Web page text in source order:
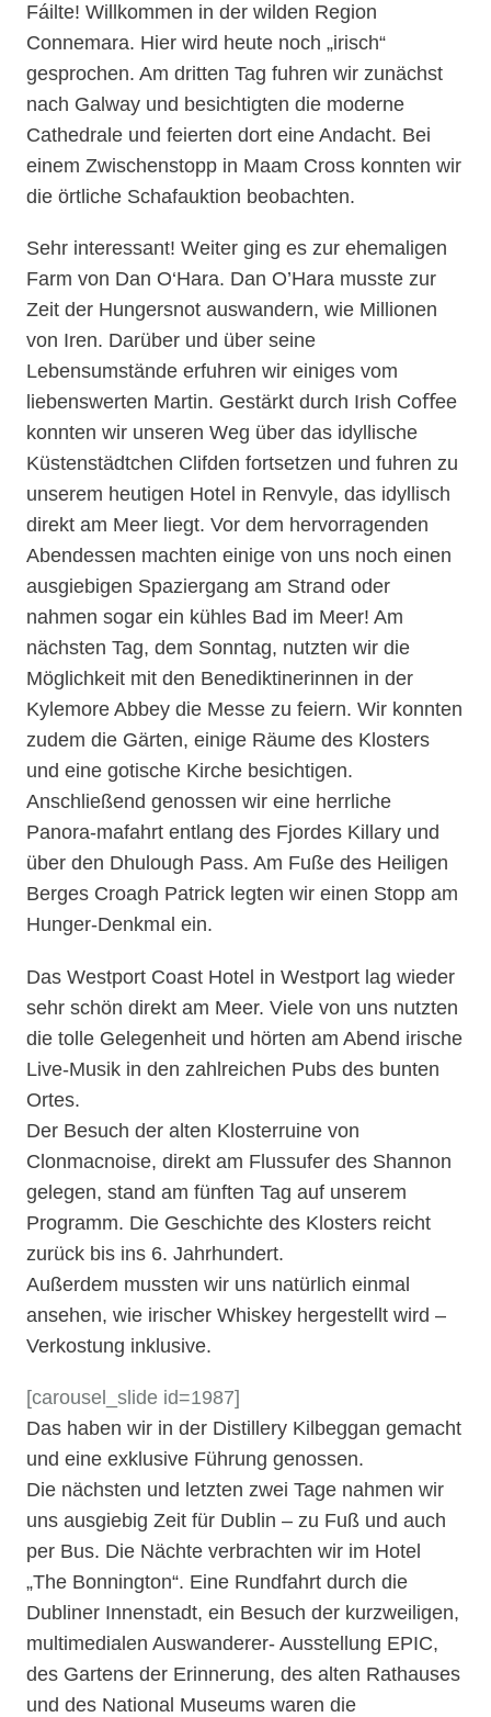
Fáilte! Willkommen in der wilden Region
Connemara. Hier wird heute noch „irisch“
gesprochen. Am dritten Tag fuhren wir zunächst
nach Galway und besichtigten die moderne
Cathedrale und feierten dort eine Andacht. Bei
einem Zwischenstopp in Maam Cross konnten wir
die örtliche Schafauktion beobachten.
Sehr interessant! Weiter ging es zur ehemaligen
Farm von Dan O‘Hara. Dan O’Hara musste zur
Zeit der Hungersnot auswandern, wie Millionen
von Iren. Darüber und über seine
Lebensumstände erfuhren wir einiges vom
liebenswerten Martin. Gestärkt durch Irish Coﬀee
konnten wir unseren Weg über das idyllische
Küstenstädtchen Clifden fortsetzen und fuhren zu
unserem heutigen Hotel in Renvyle, das idyllisch
direkt am Meer liegt. Vor dem hervorragenden
Abendessen machten einige von uns noch einen
ausgiebigen Spaziergang am Strand oder
nahmen sogar ein kühles Bad im Meer! Am
nächsten Tag, dem Sonntag, nutzten wir die
Möglichkeit mit den Benediktinerinnen in der
Kylemore Abbey die Messe zu feiern. Wir konnten
zudem die Gärten, einige Räume des Klosters
und eine gotische Kirche besichtigen.
Anschließend genossen wir eine herrliche
Panora-mafahrt entlang des Fjordes Killary und
über den Dhulough Pass. Am Fuße des Heiligen
Berges Croagh Patrick legten wir einen Stopp am
Hunger-Denkmal ein.
Das Westport Coast Hotel in Westport lag wieder
sehr schön direkt am Meer. Viele von uns nutzten
die tolle Gelegenheit und hörten am Abend irische
Live-Musik in den zahlreichen Pubs des bunten
Ortes.
Der Besuch der alten Klosterruine von
Clonmacnoise, direkt am Flussufer des Shannon
gelegen, stand am fünften Tag auf unserem
Programm. Die Geschichte des Klosters reicht
zurück bis ins 6. Jahrhundert.
Außerdem mussten wir uns natürlich einmal
ansehen, wie irischer Whiskey hergestellt wird –
Verkostung inklusive.
[carousel_slide id=1987]
Das haben wir in der Distillery Kilbeggan gemacht
und eine exklusive Führung genossen.
Die nächsten und letzten zwei Tage nahmen wir
uns ausgiebig Zeit für Dublin – zu Fuß und auch
per Bus. Die Nächte verbrachten wir im Hotel
„The Bonnington“. Eine Rundfahrt durch die
Dubliner Innenstadt, ein Besuch der kurzweiligen,
multimedialen Auswanderer- Ausstellung EPIC,
des Gartens der Erinnerung, des alten Rathauses
und des National Museums waren die